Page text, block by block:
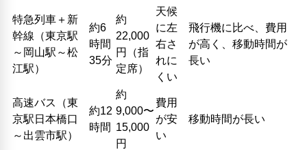
特急列車＋新
幹線（東京駅
～岡山駅～松
江駅）
約6
時間
35分
約
22,000
円（指
定席）
天候
に左
右さ
れに
くい
飛行機に比べ、費用
が高く、移動時間が
長い
高速バス（東
京駅日本橋口
～出雲市駅）
約12
時間
約
9,000〜
15,000
円
費用
が安
い
移動時間が長い